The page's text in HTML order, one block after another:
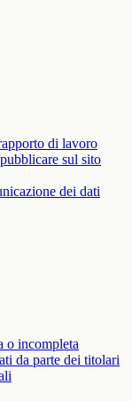
di lavoro
sul sito
dei dati
o incompleta
da parte dei titolari